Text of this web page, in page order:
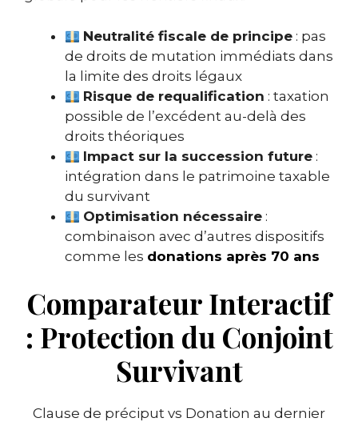
Neutralité fiscale de principe : pas
de droits de mutation immédiats dans
la limite des droits légaux
Risque de requalification : taxation
possible de l’excédent au-delà des
droits théoriques
Impact sur la succession future :
intégration dans le patrimoine taxable
du survivant
Optimisation nécessaire :
combinaison avec d’autres dispositifs
comme les donations après 70 ans
Comparateur Interactif
: Protection du Conjoint
Survivant
Clause de préciput vs Donation au dernier